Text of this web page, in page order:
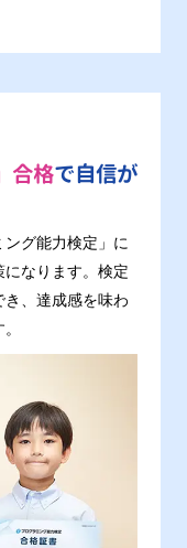
合格で自信が
グ能力検定」に
なります。検定
、達成感を味わ